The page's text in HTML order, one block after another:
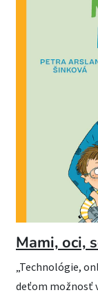
Mami, oci,
„Technológie,
deťom možnosť